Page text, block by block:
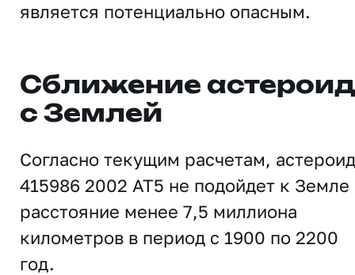
является потенциально опасным.
Сближение
с Землей
Согласно текущим расчетам, астероид
415986 2002 AT5 не подойдет к Земле
расстояние менее 7,5 миллиона
километров в период с 1900 по 2200
год.